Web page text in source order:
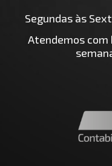
Segundas às
Atendemos com